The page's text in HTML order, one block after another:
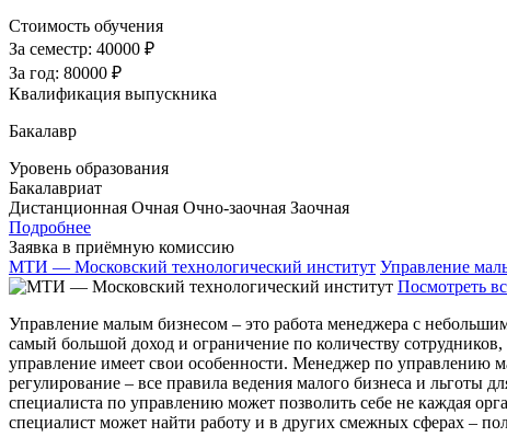
Стоимость обучения
За семестр: 40000 ₽
За год: 80000 ₽
Квалификация выпускника
Бакалавр
Уровень образования
Бакалавриат
Дистанционная Очная Очно-заочная Заочная
Подробнее
Заявка в приёмную комиссию
МТИ — Московский технологический институт Управление
Посмотреть
Управление малым бизнесом – это работа менеджера с
самый большой доход и ограничение по количеству
управление имеет свои особенности. Менеджер по управлению
регулирование – все правила ведения малого бизнеса и
специалиста по управлению может позволить себе не каждая
специалист может найти работу и в других смежных сферах –